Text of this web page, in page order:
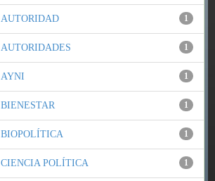
1
AUTORIDAD
1
AUTORIDADES
1
AYNI
1
BIENESTAR
1
BIOPOLÍTICA
1
CIENCIA POLÍTICA